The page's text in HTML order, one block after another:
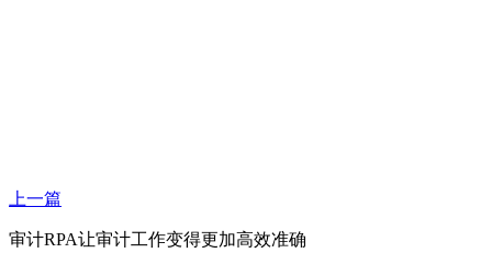
上一篇
审计RPA让审计工作变得更加高效准确